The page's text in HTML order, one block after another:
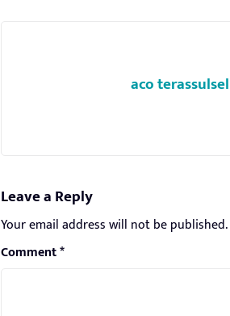
aco terassulsel
Leave a Reply
Your email address will not be published.
Comment*